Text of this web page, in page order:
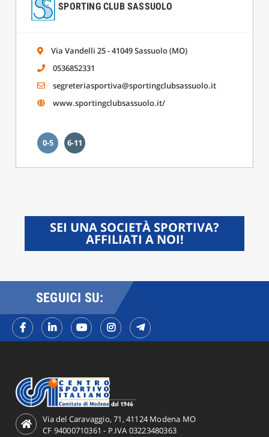
SPORTING CLUB SASSUOLO
Via Vandelli 25 - 41049 Sassuolo (MO)
0536852331
segreteriasportiva@sportingclubsassuolo.it
www.sportingclubsassuolo.it/
0-5 6-11
SEI UNA SOCIETÀ SPORTIVA?
AFFILIATI A NOI!
SEGUICI SU:
Via del Caravaggio, 71, 41124 Modena MO
CF 94000710361 - P.IVA 03223480363